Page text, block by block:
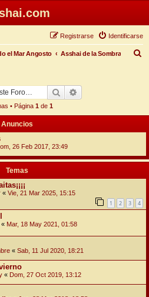
Identificarse
Registrarse
el Mar Angosto Asshai de la Sombra
Buscar
• Página 1de 1
Anuncios
26 Feb 2017, 23:49
Temas
« Vie, 21 Mar 2025, 15:15
1 2 3 4
« Mar, 18 May 2021, 01:58
« Sab, 11 Jul 2020, 18:21
« Dom, 27 Oct 2019, 13:12